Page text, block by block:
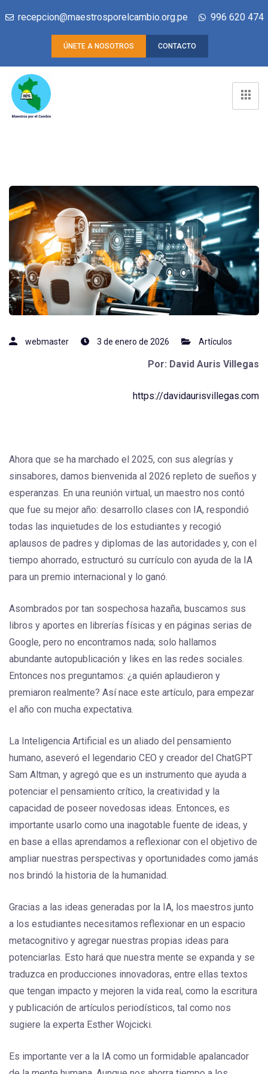
recepcion@maestrosporelcambio.org.pe 996 620 474
ÚNETE A NOSOTROS CONTACTO
webmaster 3 de enero de 2026 Artículos
Por: David Auris Villegas
https://davidaurisvillegas.com
Ahora que se ha marchado el 2025, con sus alegrías y
sinsabores, damos bienvenida al 2026 repleto de sueños y
esperanzas. En una reunión virtual, un maestro nos contó
que fue su mejor año: desarrollo clases con IA, respondió
todas las inquietudes de los estudiantes y recogió
aplausos de padres y diplomas de las autoridades y, con el
tiempo ahorrado, estructuró su currículo con ayuda de la IA
para un premio internacional y lo ganó.
Asombrados por tan sospechosa hazaña, buscamos sus
libros y aportes en librerías físicas y en páginas serias de
Google, pero no encontramos nada; solo hallamos
abundante autopublicación y likes en las redes sociales.
Entonces nos preguntamos: ¿a quién aplaudieron y
premiaron realmente? Así nace este artículo, para empezar
el año con mucha expectativa.
La Inteligencia Artificial es un aliado del pensamiento
humano, aseveró el legendario CEO y creador del ChatGPT
Sam Altman, y agregó que es un instrumento que ayuda a
potenciar el pensamiento crítico, la creatividad y la
capacidad de poseer novedosas ideas. Entonces, es
importante usarlo como una inagotable fuente de ideas, y
en base a ellas aprendamos a reflexionar con el objetivo de
ampliar nuestras perspectivas y oportunidades como jamás
nos brindó la historia de la humanidad.
Gracias a las ideas generadas por la IA, los maestros junto
a los estudiantes necesitamos reflexionar en un espacio
metacognitivo y agregar nuestras propias ideas para
potenciarlas. Esto hará que nuestra mente se expanda y se
traduzca en producciones innovadoras, entre ellas textos
que tengan impacto y mejoren la vida real, como la escritura
y publicación de artículos periodísticos, tal como nos
sugiere la experta Esther Wojcicki.
Es importante ver a la IA como un formidable apalancador